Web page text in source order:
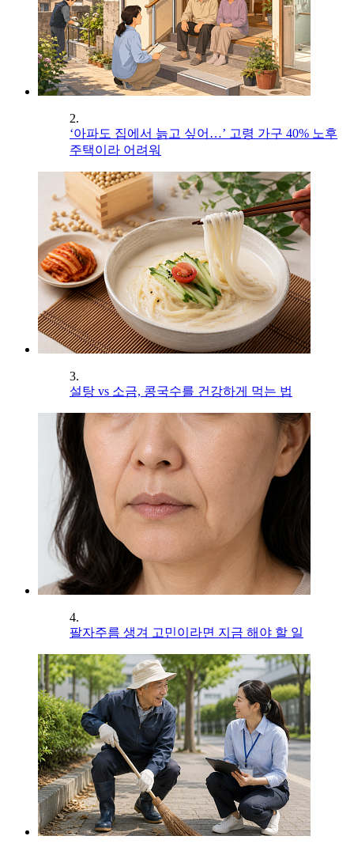
2.
‘아파도 집에서 늙고 싶어…’ 고령 가구 40% 노후
주택이라 어려워
3.
설탕 vs 소금, 콩국수를 건강하게 먹는 법
4.
팔자주름 생겨 고민이라면 지금 해야 할 일